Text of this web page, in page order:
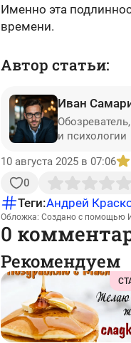
Именно эта
времени.
Автор статьи:
Иван
и психологии
10 августа 2025 в 07:06
0
Теги:Андрей
Обложка: Создано с помощью
0
Рекомендуем